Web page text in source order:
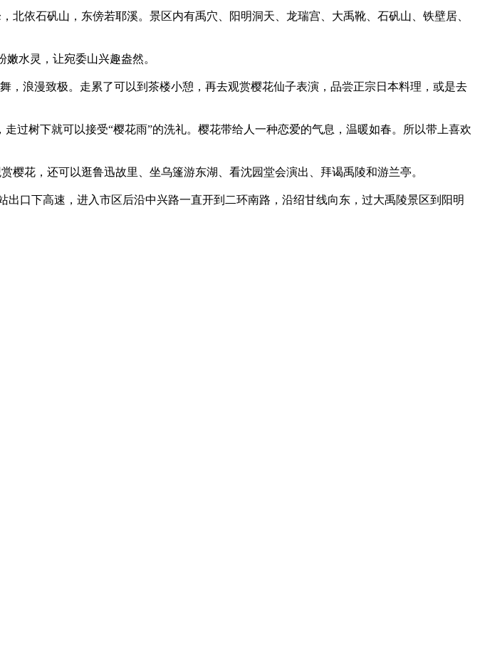
石矾山，东傍若耶溪。景区内有禹穴、阳明洞天、龙瑞宫、大禹靴、石矾山、铁壁居、
水灵，让宛委山兴趣盎然。
浪漫致极。走累了可以到茶楼小憩，再去观赏樱花仙子表演，品尝正宗日本料理，或是去
树下就可以接受“樱花雨”的洗礼。樱花带给人一种恋爱的气息，温暖如春。所以带上喜欢
花，还可以逛鲁迅故里、坐乌篷游东湖、看沈园堂会演出、拜谒禹陵和游兰亭。
出口下高速，进入市区后沿中兴路一直开到二环南路，沿绍甘线向东，过大禹陵景区到阳明